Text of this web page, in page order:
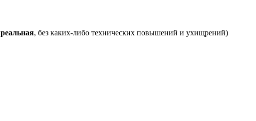
реальная, без каких-либо технических повышений и ухищрений)